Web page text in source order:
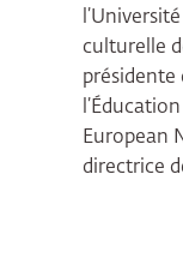
culturelle
présidente
European
directrice